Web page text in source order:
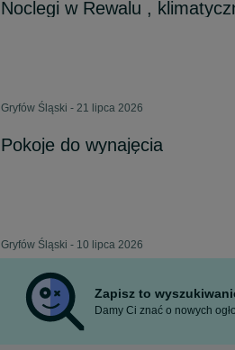
Noclegi w Rewalu ,
Gryfów Śląski - 21 lipca 2026
Pokoje do wynajęcia
Gryfów Śląski - 10 lipca 2026
Zapisz to
Damy Ci znać o nowych